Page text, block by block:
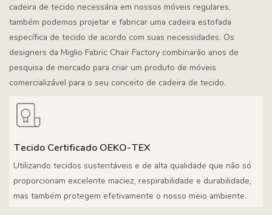
cadeira de tecido necessária em nossos móveis regulares,
também podemos projetar e fabricar uma cadeira estofada
específica de tecido de acordo com suas necessidades. Os
designers da Miglio Fabric Chair Factory combinarão anos de
pesquisa de mercado para criar um produto de móveis
comercializável para o seu conceito de cadeira de tecido.
Tecido Certificado OEKO-TEX
Utilizando tecidos sustentáveis ​​e de alta qualidade que não só
proporcionam excelente maciez, respirabilidade e durabilidade,
mas também protegem efetivamente o nosso meio ambiente.